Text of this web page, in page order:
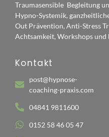
Traumasensible Begleitung
Hypno-Systemik,
Out Prävention, Anti-Stress
Achtsamkeit, Workshops
Kontakt
post@hypnose-
coaching-praxis.com
04841 9811600
0152 58 46 05 47